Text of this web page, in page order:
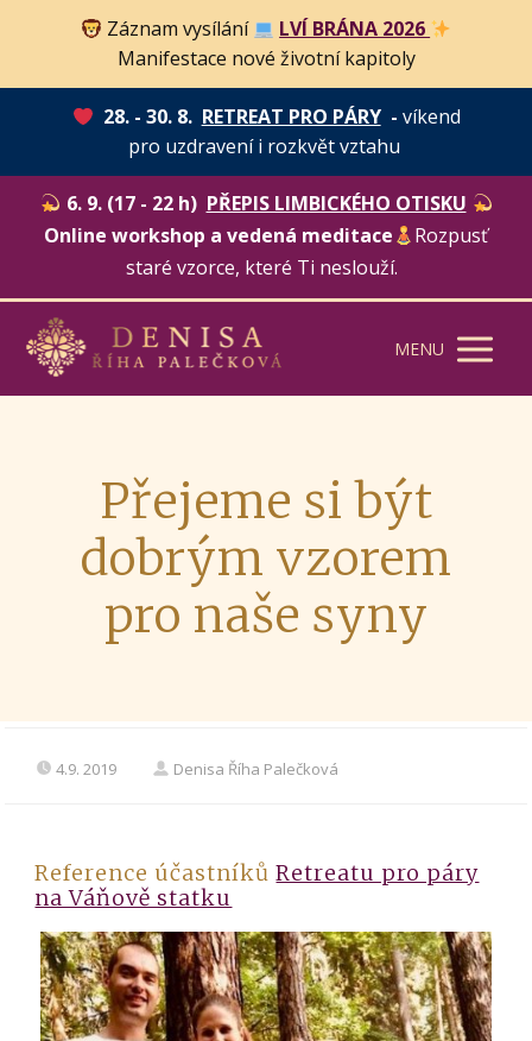
Záznam vysílání
LVÍ BRÁNA 2026
Manifestace nové životní kapitoly
28. - 30. 8. RETREAT PRO PÁRY- víkend
pro uzdravení i rozkvět vztahu
6. 9. (17 - 22 h) PŘEPIS LIMBICKÉHO OTISKU
Online workshop a vedená meditace
Rozpusť
staré vzorce, které Ti neslouží.
MENU
Přejeme si být
dobrým vzorem
pro naše syny
4.9. 2019 Denisa Říha Palečková
Reference účastníkůRetreatu pro páry
na Váňově statku